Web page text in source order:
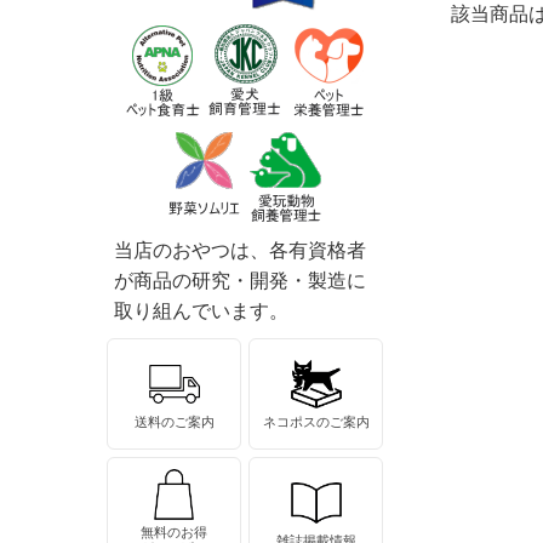
該当商品
当店のおやつは、各有資格者
が商品の研究・開発・製造に
取り組んでいます。
送料のご案内 ネコポスのご案内
無料のお得